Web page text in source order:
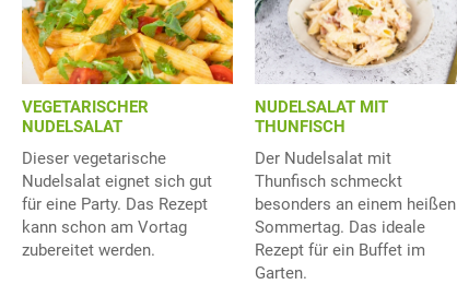
VEGETARISCHER
NUDELSALAT
Dieser vegetarische
Nudelsalat eignet sich gut
für eine Party. Das Rezept
kann schon am Vortag
zubereitet werden.
NUDELSALAT MIT
THUNFISCH
Der Nudelsalat mit
Thunfisch schmeckt
besonders an einem heißen
Sommertag. Das ideale
Rezept für ein Buffet im
Garten.